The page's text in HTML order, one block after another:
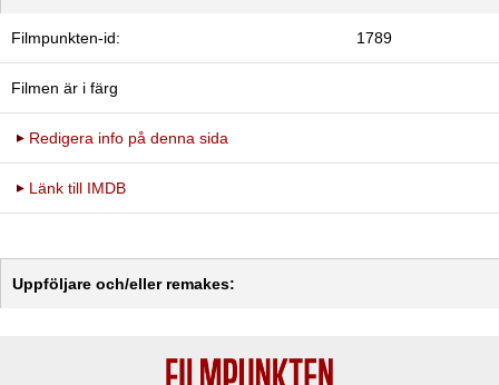
Filmpunkten-id: 1789
Filmen är i färg
Redigera info på denna sida
Länk till IMDB
Uppföljare och/eller remakes: